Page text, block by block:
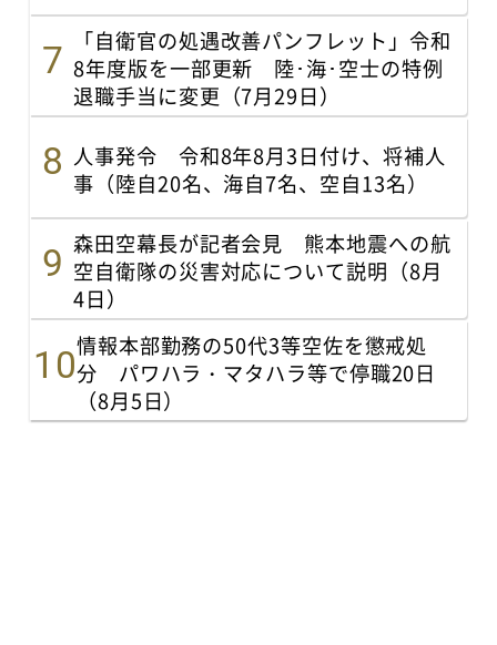
「自衛官の処遇改善パンフレット」令和
8年度版を一部更新 陸･海･空士の特例
退職手当に変更（7月29日）
人事発令 令和8年8月3日付け、将補人
事（陸自20名、海自7名、空自13名）
森田空幕長が記者会見 熊本地震への航
空自衛隊の災害対応について説明（8月
4日）
情報本部勤務の50代3等空佐を懲戒処
分 パワハラ・マタハラ等で停職20日
（8月5日）